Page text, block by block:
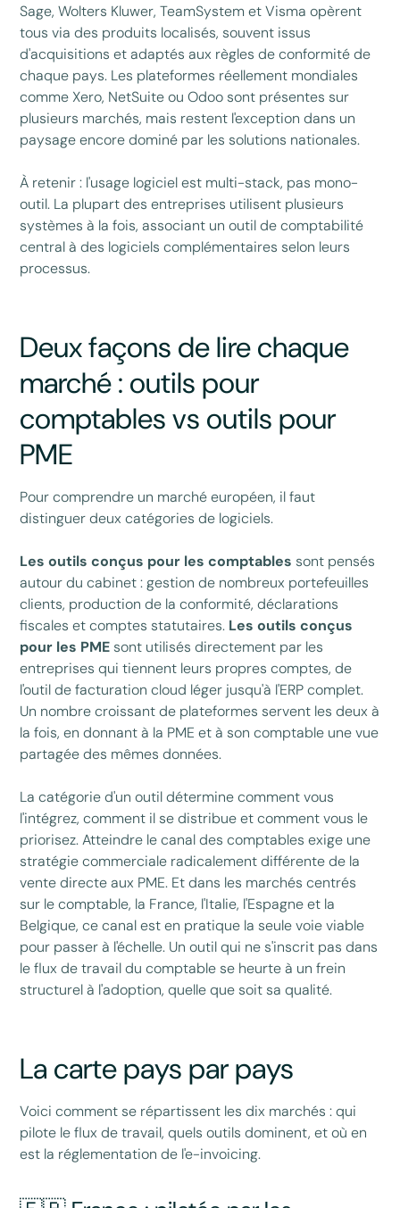
Sage, Wolters Kluwer, TeamSystem et Visma opèrent
tous via des produits localisés, souvent issus
d'acquisitions et adaptés aux règles de conformité de
chaque pays. Les plateformes réellement mondiales
comme Xero, NetSuite ou Odoo sont présentes sur
plusieurs marchés, mais restent l'exception dans un
paysage encore dominé par les solutions nationales.
À retenir : l'usage logiciel est multi-stack, pas mono-
outil. La plupart des entreprises utilisent plusieurs
systèmes à la fois, associant un outil de comptabilité
central à des logiciels complémentaires selon leurs
processus.
Deux façons de lire chaque
marché : outils pour
comptables vs outils pour
PME
Pour comprendre un marché européen, il faut
distinguer deux catégories de logiciels.
Les outils conçus pour les comptables sont pensés
autour du cabinet : gestion de nombreux portefeuilles
clients, production de la conformité, déclarations
fiscales et comptes statutaires. Les outils conçus
pour les PMEsont utilisés directement par les
entreprises qui tiennent leurs propres comptes, de
l'outil de facturation cloud léger jusqu'à l'ERP complet.
Un nombre croissant de plateformes servent les deux à
la fois, en donnant à la PME et à son comptable une vue
partagée des mêmes données.
La catégorie d'un outil détermine comment vous
l'intégrez, comment il se distribue et comment vous le
priorisez. Atteindre le canal des comptables exige une
stratégie commerciale radicalement différente de la
vente directe aux PME. Et dans les marchés centrés
sur le comptable, la France, l'Italie, l'Espagne et la
Belgique, ce canal est en pratique la seule voie viable
pour passer à l'échelle. Un outil qui ne s'inscrit pas dans
le flux de travail du comptable se heurte à un frein
structurel à l'adoption, quelle que soit sa qualité.
La carte pays par pays
Voici comment se répartissent les dix marchés : qui
pilote le flux de travail, quels outils dominent, et où en
est la réglementation de l'e-invoicing.